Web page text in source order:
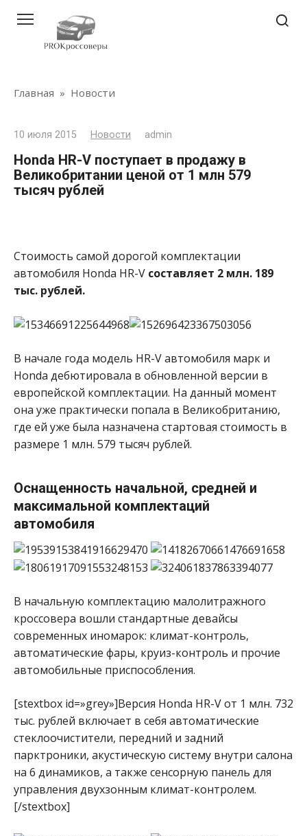
контенту
Главная » Новости
10 июля 2015 Новости admin
Honda HR-V поступает в продажу в
Великобритании ценой от 1 млн 579
тысяч рублей
Стоимость самой дорогой комплектации
автомобиля Honda HR-V составляет 2 млн. 189
тыс. рублей.
В начале года модель HR-V автомобиля марк и
Honda дебютировала в обновленной версии в
европейской комплектации. На данный момент
она уже практически попала в Великобританию,
где ей уже была назначена стартовая стоимость в
размере 1 млн. 579 тысяч рублей.
Оснащенность начальной, средней и
максимальной комплектаций
автомобиля
В начальную комплектацию малолитражного
кроссовера вошли стандартные девайсы
современных иномарок: климат-контроль,
автоматические фары, круиз-контроль и прочие
автомобильные приспособления.
[stextbox id=»grey»]Версия Honda HR-V от 1 млн. 732
тыс. рублей включает в себя автоматические
стеклоочистители, передний и задний
парктроники, акустическую систему внутри салона
на 6 динамиков, а также сенсорную панель для
управления двухзонным климат-контролем.
[/stextbox]